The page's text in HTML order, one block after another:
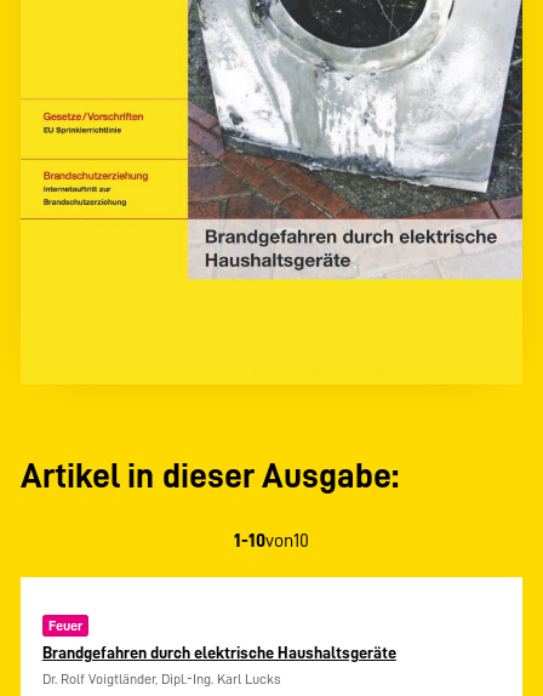
Artikel in dieser Ausgabe:
1-10von10
Feuer
Brandgefahren durch elektrische Haushaltsgeräte
Dr. Rolf Voigtländer, Dipl.-Ing. Karl Lucks